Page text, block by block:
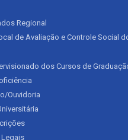
Regional
de Avaliação e Controle Social
dos Cursos de
Ouvidoria